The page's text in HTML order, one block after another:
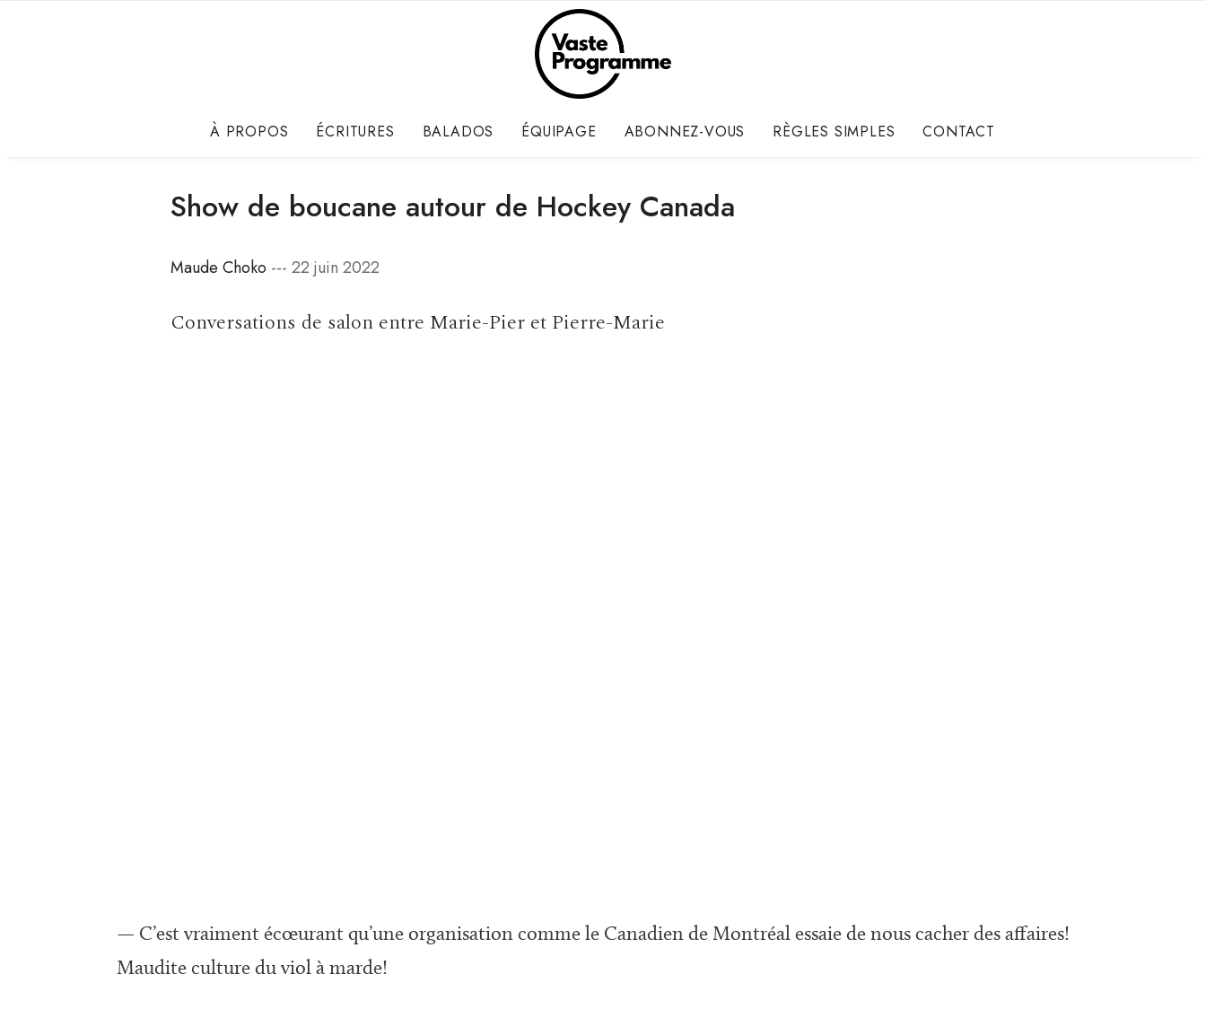
À PROPOS ÉCRITURES BALADOS ÉQUIPAGE ABONNEZ-VOUS RÈGLES SIMPLES CONTACT
Show de boucane autour de Hockey Canada
Maude Choko --- 22 juin 2022
Conversations de salon entre Marie-Pier et Pierre-Marie
— C’est vraiment écœurant qu’une organisation comme le Canadien de Montréal essaie de nous cacher des affaires!
Maudite culture du viol à marde!